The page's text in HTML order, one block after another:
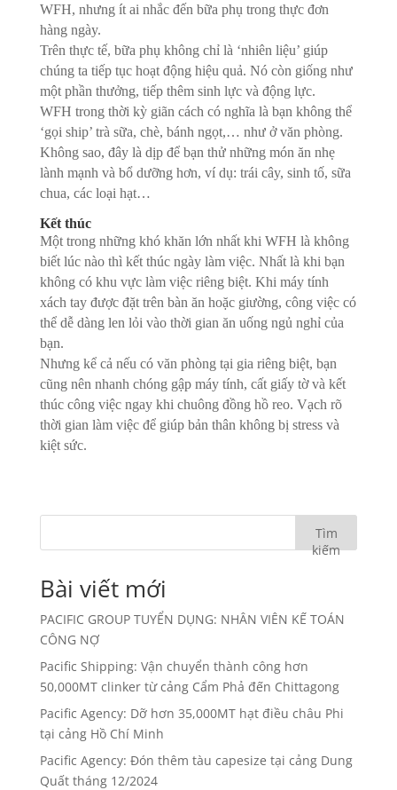
WFH, nhưng ít ai nhắc đến bữa phụ trong thực đơn
hàng ngày.
Trên thực tế, bữa phụ không chỉ là ‘nhiên liệu’ giúp
chúng ta tiếp tục hoạt động hiệu quả. Nó còn giống như
một phần thưởng, tiếp thêm sinh lực và động lực.
WFH trong thời kỳ giãn cách có nghĩa là bạn không thể
‘gọi ship’ trà sữa, chè, bánh ngọt,… như ở văn phòng.
Không sao, đây là dịp để bạn thử những món ăn nhẹ
lành mạnh và bổ dưỡng hơn, ví dụ: trái cây, sinh tố, sữa
chua, các loại hạt…
Kết thúc
Một trong những khó khăn lớn nhất khi WFH là không
biết lúc nào thì kết thúc ngày làm việc. Nhất là khi bạn
không có khu vực làm việc riêng biệt. Khi máy tính
xách tay được đặt trên bàn ăn hoặc giường, công việc có
thể dễ dàng len lỏi vào thời gian ăn uống ngủ nghỉ của
bạn.
Nhưng kể cả nếu có văn phòng tại gia riêng biệt, bạn
cũng nên nhanh chóng gập máy tính, cất giấy tờ và kết
thúc công việc ngay khi chuông đồng hồ reo. Vạch rõ
thời gian làm việc để giúp bản thân không bị stress và
kiệt sức.
Tìm
kiếm
Bài viết mới
PACIFIC GROUP TUYỂN DỤNG: NHÂN VIÊN KẾ TOÁN
CÔNG NỢ
Pacific Shipping: Vận chuyển thành công hơn
50,000MT clinker từ cảng Cẩm Phả đến Chittagong
Pacific Agency: Dỡ hơn 35,000MT hạt điều châu Phi
tại cảng Hồ Chí Minh
Pacific Agency: Đón thêm tàu capesize tại cảng Dung
Quất tháng 12/2024